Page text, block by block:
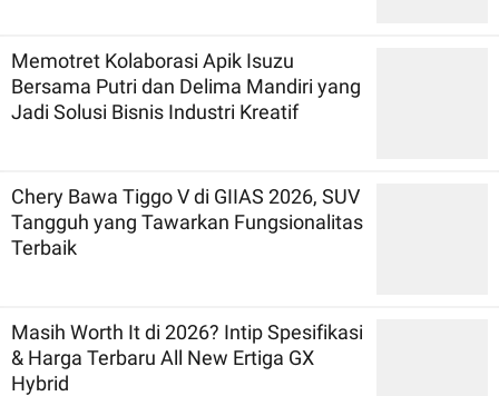
Memotret Kolaborasi Apik Isuzu
Bersama Putri dan Delima Mandiri yang
Jadi Solusi Bisnis Industri Kreatif
Chery Bawa Tiggo V di GIIAS 2026, SUV
Tangguh yang Tawarkan Fungsionalitas
Terbaik
Masih Worth It di 2026? Intip Spesifikasi
& Harga Terbaru All New Ertiga GX
Hybrid